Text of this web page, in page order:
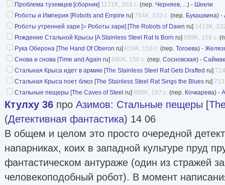
Проблема туземцев [сборник] 1171K, 203 с. (пер. Черняев, ...) - Шекли
Роботы и Империя [Robots and Empire ru] 764K, 310 с. (пер. Букашкина) -
Роботы утренней зари [= Роботы зари] [The Robots of Dawn ru] 1413K,
Рождение Стальной Крысы [A Stainless Steel Rat Is Born ru] 689K, 159 с.
Рука Оберона [The Hand Of Oberon ru] 616K, 150 с. (пер. Тогоева) -
Снова и снова [Time and Again ru] 680K, 156 с. (пер. Сосновская) - Саймак
Стальная Крыса идет в армию [The Stainless Steel Rat Gets Drafted ru]
Стальная Крыса поет блюз [The Stainless Steel Rat Sings the Blues ru]
Стальные пещеры [The Caves of Steel ru] 808K, 187 с. (пер. Кочкарева) -
Ктулху 36 про Азимов: Стальные пещеры [
(Детективная фантастика) 14 06
В общем и целом это просто очередной
напарниках, коих в западной культуре пруд
фантастическом антураже (один из стражей
человекоподобный робот). В момент